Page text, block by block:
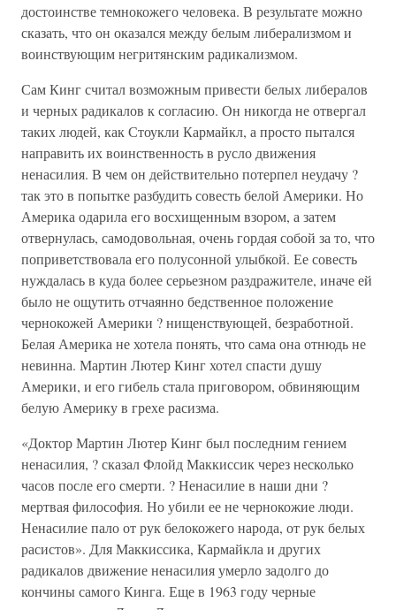
достоинстве темнокожего человека. В результате можно
сказать, что он оказался между белым либерализмом и
воинствующим негритянским радикализмом.
Сам Кинг считал возможным привести белых либералов
и черных радикалов к согласию. Он никогда не отвергал
таких людей, как Стоукли Кармайкл, а просто пытался
направить их воинственность в русло движения
ненасилия. В чем он действительно потерпел неудачу ?
так это в попытке разбудить совесть белой Америки. Но
Америка одарила его восхищенным взором, а затем
отвернулась, самодовольная, очень гордая собой за то, что
поприветствовала его полусонной улыбкой. Ее совесть
нуждалась в куда более серьезном раздражителе, иначе ей
было не ощутить отчаянно бедственное положение
чернокожей Америки ? нищенствующей, безработной.
Белая Америка не хотела понять, что сама она отнюдь не
невинна. Мартин Лютер Кинг хотел спасти душу
Америки, и его гибель стала приговором, обвиняющим
белую Америку в грехе расизма.
«Доктор Мартин Лютер Кинг был последним гением
ненасилия, ? сказал Флойд Маккиссик через несколько
часов после его смерти. ? Ненасилие в наши дни ?
мертвая философия. Но убили ее не чернокожие люди.
Ненасилие пало от рук белокожего народа, от рук белых
расистов». Для Маккиссика, Кармайкла и других
радикалов движение ненасилия умерло задолго до
кончины самого Кинга. Еще в 1963 году черные